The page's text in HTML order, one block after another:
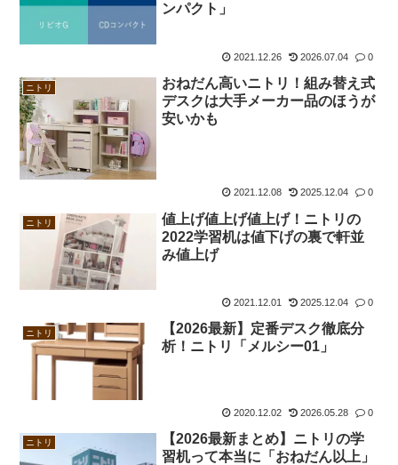
ンパクト」
2021.12.26 2026.07.04 0
ニトリ
おねだん高いニトリ！組み替え式
デスクは大手メーカー品のほうが
安いかも
2021.12.08 2025.12.04 0
ニトリ
値上げ値上げ値上げ！ニトリの
2022学習机は値下げの裏で軒並
み値上げ
2021.12.01 2025.12.04 0
ニトリ
【2026最新】定番デスク徹底分
析！ニトリ「メルシー01」
2020.12.02 2026.05.28 0
ニトリ
【2026最新まとめ】ニトリの学
習机って本当に「おねだん以上」